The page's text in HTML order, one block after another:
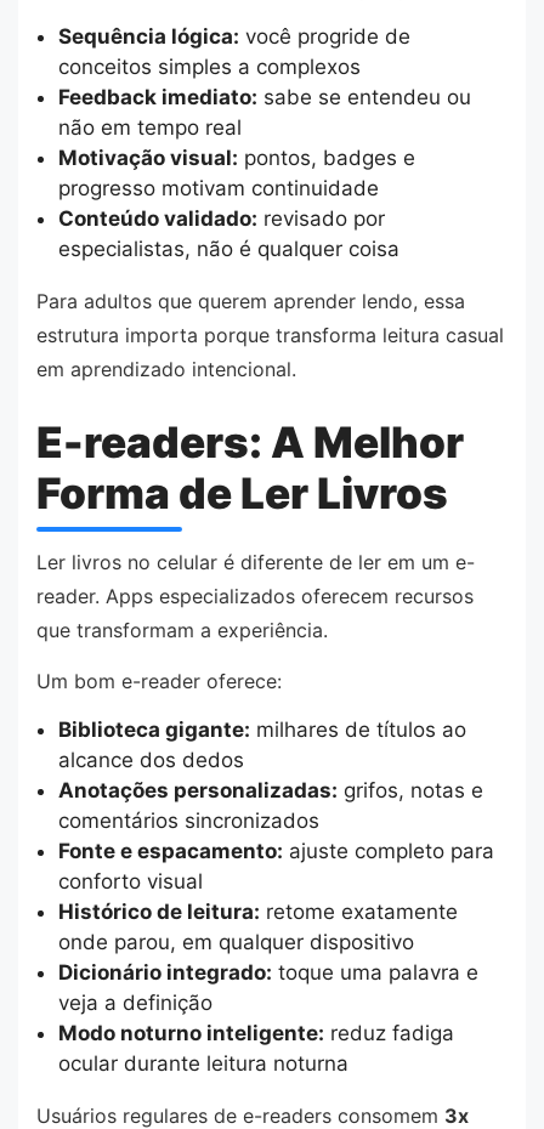
Sequência lógica: você progride de
conceitos simples a complexos
Feedback imediato: sabe se entendeu ou
não em tempo real
Motivação visual: pontos, badges e
progresso motivam continuidade
Conteúdo validado: revisado por
especialistas, não é qualquer coisa
Para adultos que querem aprender lendo, essa
estrutura importa porque transforma leitura casual
em aprendizado intencional.
E-readers: A Melhor
Forma de Ler Livros
Ler livros no celular é diferente de ler em um e-
reader. Apps especializados oferecem recursos
que transformam a experiência.
Um bom e-reader oferece:
Biblioteca gigante: milhares de títulos ao
alcance dos dedos
Anotações personalizadas: grifos, notas e
comentários sincronizados
Fonte e espacamento: ajuste completo para
conforto visual
Histórico de leitura: retome exatamente
onde parou, em qualquer dispositivo
Dicionário integrado: toque uma palavra e
veja a definição
Modo noturno inteligente: reduz fadiga
ocular durante leitura noturna
Usuários regulares de e-readers consomem 3x